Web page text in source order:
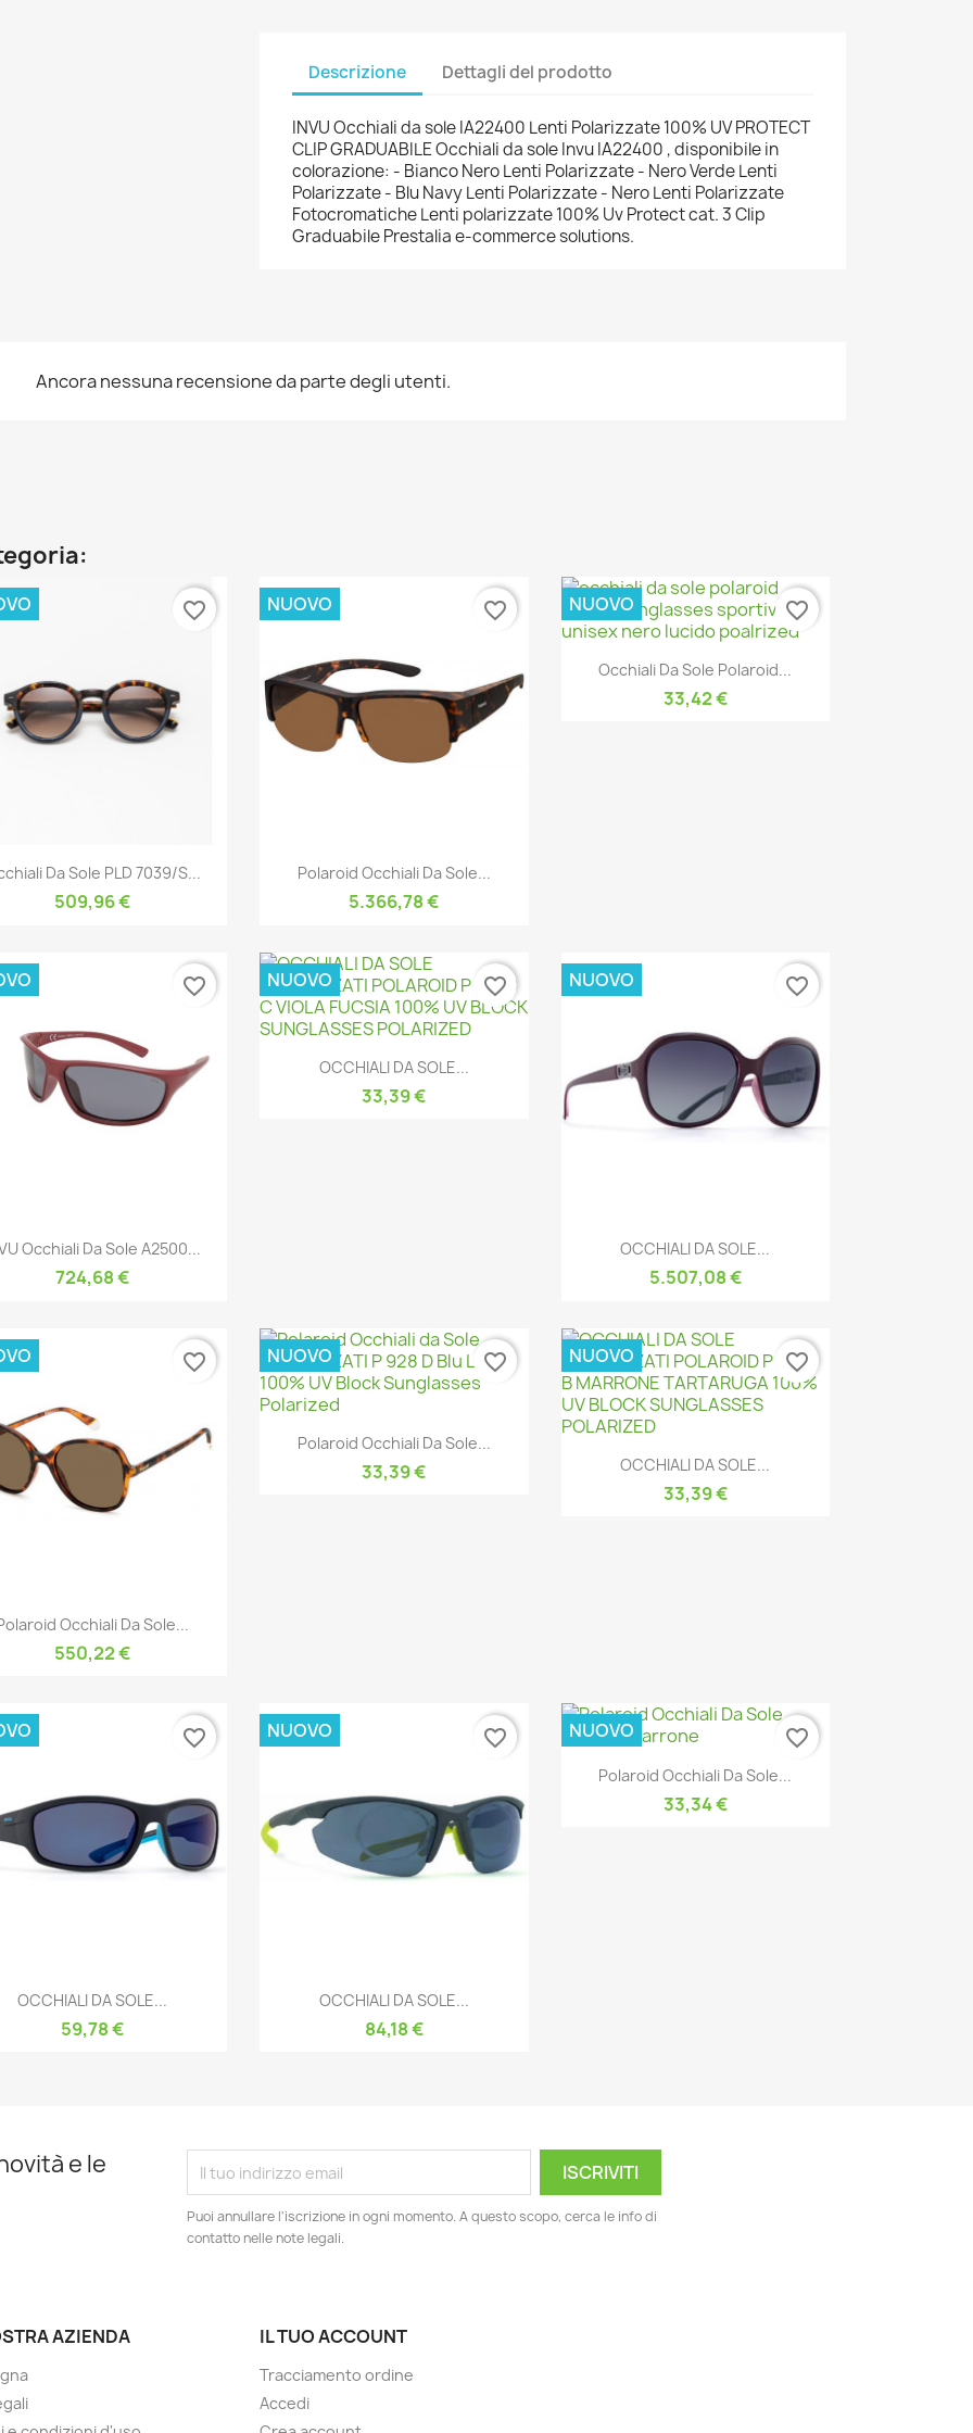
Descrizione Dettagli del prodotto
INVU Occhiali da sole IA22400 Lenti Polarizzate 100% UV PROTECT
CLIP GRADUABILE Occhiali da sole Invu IA22400 , disponibile in
colorazione: - Bianco Nero Lenti Polarizzate - Nero Verde Lenti
Polarizzate - Blu Navy Lenti Polarizzate - Nero Lenti Polarizzate
Fotocromatiche Lenti polarizzate 100% Uv Protect cat. 3 Clip
Graduabile Prestalia e-commerce solutions.
Ancora nessuna recensione da parte degli utenti.
Anteprima
Da Sole PLD 7039/S...
509,96 €
favorite_border
Anteprima
Polaroid Occhiali Da Sole...
5.366,78 €
NUOVO favorite_border
Anteprima
Occhiali Da Sole Polaroid...
33,42 €
NUOVO favorite_border
Anteprima
Occhiali Da Sole A2500...
724,68 €
favorite_border
Anteprima
OCCHIALI DA SOLE...
33,39 €
NUOVO favorite_border
Anteprima
OCCHIALI DA SOLE...
5.507,08 €
NUOVO favorite_border
Anteprima
Occhiali Da Sole...
550,22 €
favorite_border
Anteprima
Polaroid Occhiali Da Sole...
33,39 €
NUOVO favorite_border
Anteprima
OCCHIALI DA SOLE...
33,39 €
NUOVO favorite_border
Anteprima
OCCHIALI DA SOLE...
59,78 €
favorite_border
Anteprima
OCCHIALI DA SOLE...
84,18 €
NUOVO
favorite_border
Anteprima
Polaroid Occhiali Da Sole...
33,34 €
NUOVO favorite_border
e le
Puoi annullare l'iscrizione in ogni momento. A questo scopo, cerca le info di
contatto nelle note legali.
AZIENDA IL TUO ACCOUNT
Tracciamento ordine
Accedi